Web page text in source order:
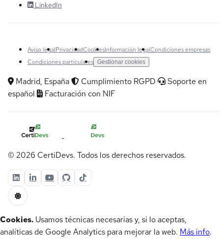
LinkedIn
Aviso legalPrivacidadCookiesInformación legalCondiciones empresas
Condiciones particulares Gestionar cookies
Madrid, España Cumplimiento RGPD
Soporte en
español
Facturación con NIF
© 2026 CertiDevs. Todos los derechos reservados.
Cookies. Usamos técnicas necesarias y, si lo aceptas,
analíticas de Google Analytics para mejorar la web. Más info.